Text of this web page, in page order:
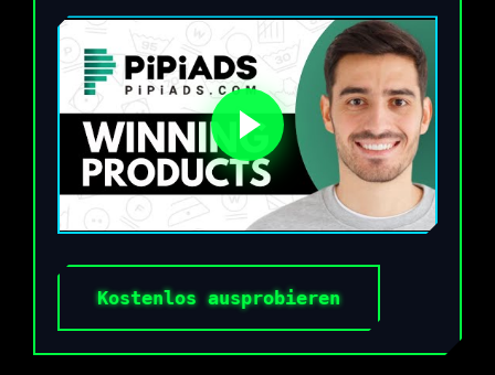
Kostenlos ausprobieren